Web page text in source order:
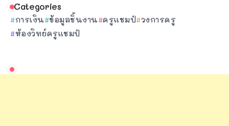
Categories
การเงิน ข้อมูลชิ้นงาน ครูแชมป์ วงการครู
ห้องวิทย์ครูแชมป์